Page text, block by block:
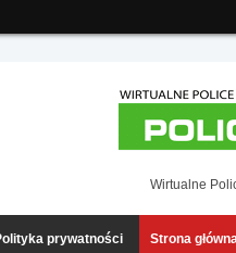
in
Wirtualne
prywatności Strona